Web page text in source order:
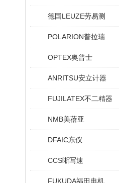
德国LEUZE劳易测
POLARION普拉瑞
OPTEX奥普士
ANRITSU安立计器
FUJILATEX不二精器
NMB美蓓亚
DFAIC东仪
CCS晰写速
FUKUDA福田电机